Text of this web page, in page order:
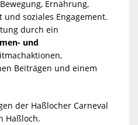
Ernährung,
und soziales Engagement.
durch ein
und
Beiträgen und einem
der Haßlocher Carneval
Haßloch.